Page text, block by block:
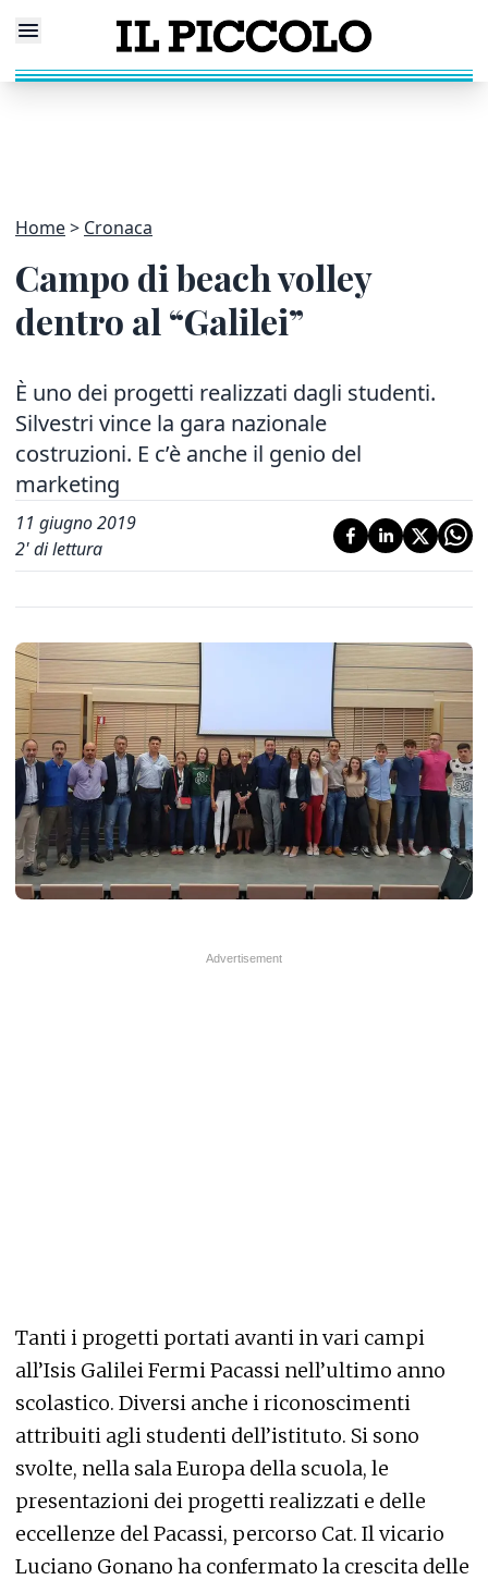
Home Cronaca
Campo di beach volley
dentro al “Galilei”
È uno dei progetti realizzati dagli studenti.
Silvestri vince la gara nazionale
costruzioni. E c’è anche il genio del
marketing
11 giugno 2019
2' di lettura
Tanti i progetti portati avanti in vari campi
all’Isis Galilei Fermi Pacassi nell’ultimo anno
scolastico. Diversi anche i riconoscimenti
attribuiti agli studenti dell’istituto. Si sono
svolte, nella sala Europa della scuola, le
presentazioni dei progetti realizzati e delle
eccellenze del Pacassi, percorso Cat. Il vicario
Luciano Gonano ha confermato la crescita delle